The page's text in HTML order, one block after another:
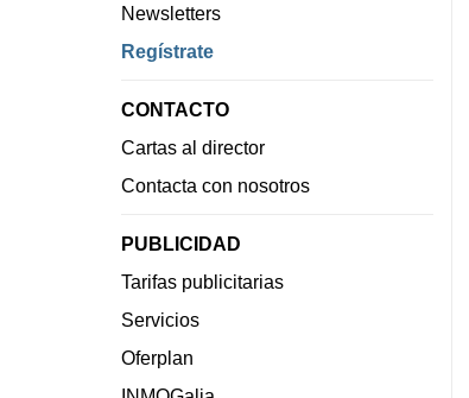
Newsletters
Regístrate
CONTACTO
Cartas al director
Contacta con nosotros
PUBLICIDAD
Tarifas publicitarias
Servicios
Oferplan